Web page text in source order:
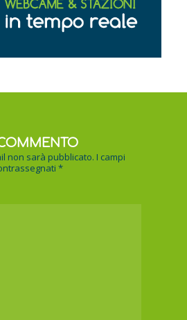
non sarà pubblicato. I campi
*